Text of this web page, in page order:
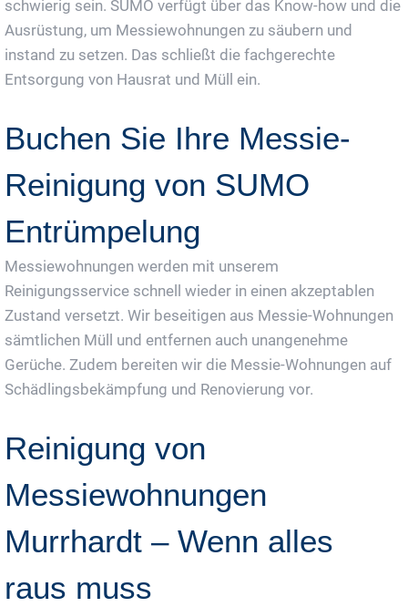
schwierig sein. SUMO verfügt über das Know-how und die
Ausrüstung, um Messiewohnungen zu säubern und
instand zu setzen. Das schließt die fachgerechte
Entsorgung von Hausrat und Müll ein.
Buchen Sie Ihre Messie-
Reinigung von SUMO
Entrümpelung
Messiewohnungen werden mit unserem
Reinigungsservice schnell wieder in einen akzeptablen
Zustand versetzt. Wir beseitigen aus Messie-Wohnungen
sämtlichen Müll und entfernen auch unangenehme
Gerüche. Zudem bereiten wir die Messie-Wohnungen auf
Schädlingsbekämpfung und Renovierung vor.
Reinigung von
Messiewohnungen
Murrhardt – Wenn alles
raus muss